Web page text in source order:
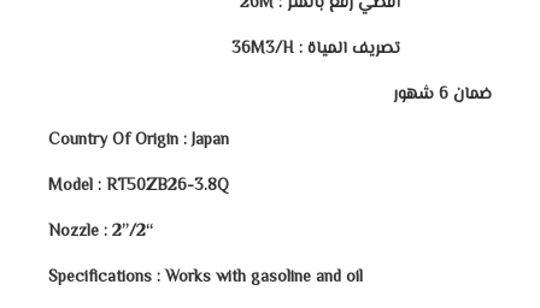
تصريف المياة :36M3/H
ضمان 6 شهور
Country Of Origin : Japan
Model : RT50ZB26-3.8Q
“Nozzle : 2”/2
Specifications : Works with gasoline and oil